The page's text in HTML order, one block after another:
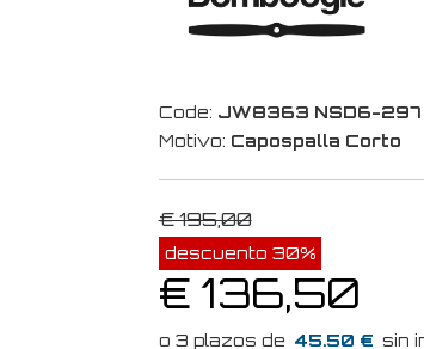
Code: JW8363 NSD6-297
Motivo: Capospalla Corto
€ 195,00
descuento 30%
€ 136,50
45.50 €